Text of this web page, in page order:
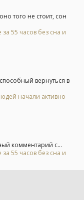
того не стоит, сон
55 часов без сна и
вернуться в
начали активно
комментарий с...
55 часов без сна и